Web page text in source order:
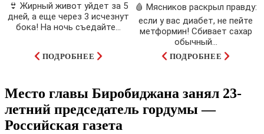
👙 Жирный живот уйдет за 5
дней, а еще через 3 исчезнут
бока! На ночь съедайте...
ПОДРОБНЕЕ
🩸 Мясников раскрыл правду:
если у вас диабет, не пейте
метформин! Сбивает сахар
обычный...
ПОДРОБНЕЕ
Место главы Биробиджана занял 23-
летний председатель гордумы —
Российская газета